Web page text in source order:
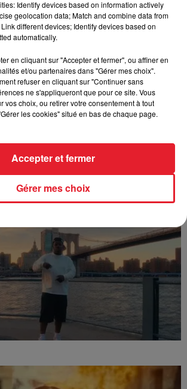
- golibe
- Génération Impolie
Identify devices based on information actively
geolocation data; Match and combine data from
different devices; Identify devices based on
automatically.
en cliquant sur "Accepter et fermer", ou affiner en
et/ou partenaires dans "Gérer mes choix".
refuser en cliquant sur "Continuer sans
ne s'appliqueront que pour ce site. Vous
vos choix, ou retirer votre consentement à tout
les cookies" situé en bas de chaque page.
Gérer mes choix
Accepter et fermer